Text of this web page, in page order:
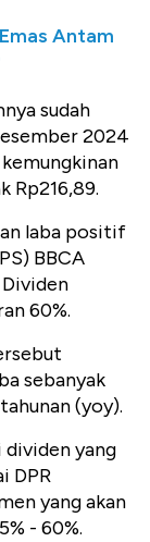
Antam
sudah
2024
Rp216,89.
laba positif
BBCA
60%.
sebanyak
(yoy).
dividen yang
DPR
yang akan
- 60%.